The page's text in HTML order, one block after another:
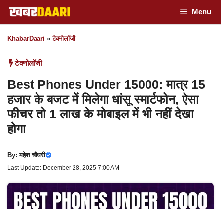
Skip
to
content
Menu
KhabarDaari »टेक्नोलॉजी
टेक्नोलॉजी
Best Phones Under 15000: मात्र 15
हजार के बजट में मिलेगा धांसू स्मार्टफोन, ऐसा
फीचर तो 1 लाख के मोबाइल में भी नहीं देखा
होगा
By:महेश चौधरी
Last Update: December 28, 2025 7:00 AM